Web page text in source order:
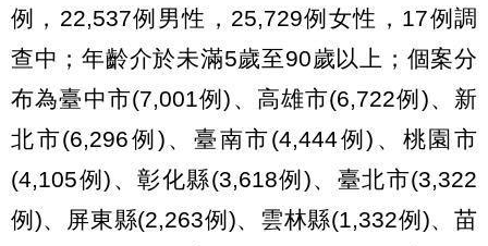
例，22,537例男性，25,729例女性，17例調
查中；年齡介於未滿5歲至90歲以上；個案分
布為臺中市(7,001例)、高雄市(6,722例)、新
北市(6,296例)、臺南市(4,444例)、桃園市
(4,105例)、彰化縣(3,618例)、臺北市(3,322
例)、屏東縣(2,263例)、雲林縣(1,332例)、苗